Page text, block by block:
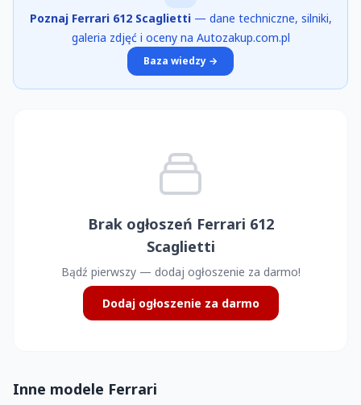
Poznaj Ferrari 612 Scaglietti — dane techniczne, silniki,
galeria zdjęć i oceny na Autozakup.com.pl
Baza wiedzy →
Brak ogłoszeń Ferrari 612
Scaglietti
Bądź pierwszy — dodaj ogłoszenie za darmo!
Dodaj ogłoszenie za darmo
Inne modele Ferrari